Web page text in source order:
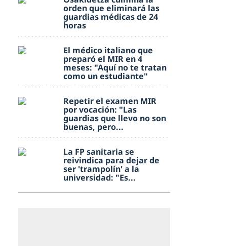
orden que eliminará las
guardias médicas de 24
horas
El médico italiano que
preparó el MIR en 4
meses: "Aquí no te tratan
como un estudiante"
Repetir el examen MIR
por vocación: "Las
guardias que llevo no son
buenas, pero...
La FP sanitaria se
reivindica para dejar de
ser 'trampolín' a la
universidad: "Es...